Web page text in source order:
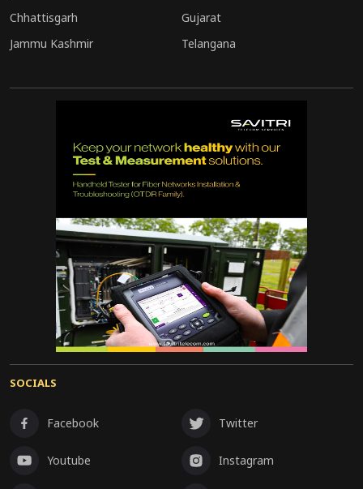
Chhattisgarh
Gujarat
Jammu Kashmir
Telangana
SOCIALS
Facebook Twitter
Youtube Instagram